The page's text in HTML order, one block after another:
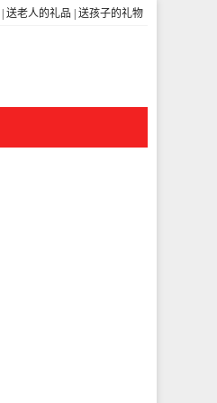
送老人的礼品 送孩子的礼物